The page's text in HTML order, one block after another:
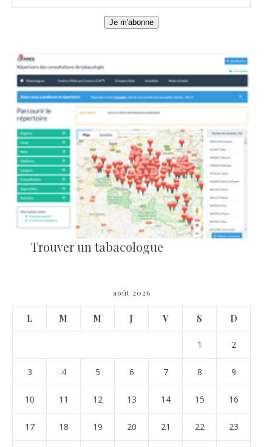
Je m'abonne
Trouver un tabacologue
août 2026
L M M J V S D
1 2
3 4 5 6 7 8 9
10 11 12 13 14 15 16
17 18 19 20 21 22 23